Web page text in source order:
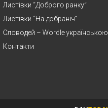
Листівки “Доброго ранку”
Листівки “На добраніч”
Словодей – Wordle українською
Контакти